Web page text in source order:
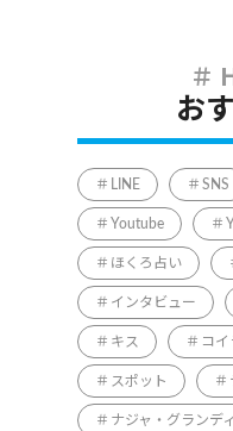
お
LINE SNS
Youtube
ほくろ占い
インタビュー
キス コイ
スポット
ナジャ・グランデ